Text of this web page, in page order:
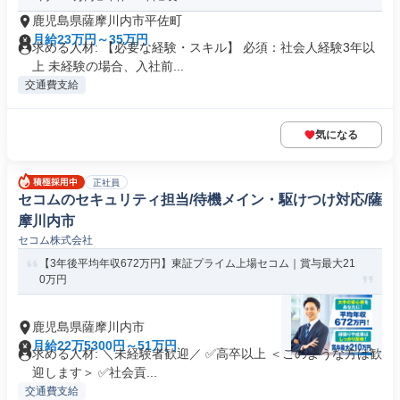
鹿児島県薩摩川内市平佐町
月給23万円～35万円
求める人材: 【必要な経験・スキル】 必須：社会人経験3年以
上 未経験の場合、入社前...
交通費支給
気になる
正社員
セコムのセキュリティ担当/待機メイン・駆けつけ対応/薩
摩川内市
セコム株式会社
【3年後平均年収672万円】東証プライム上場セコム｜賞与最大21
0万円
鹿児島県薩摩川内市
月給22万5300円～51万円
求める人材: ＼未経験者歓迎／ ✅高卒以上 ＜このような方は歓
迎します＞ ✅社会貢...
交通費支給